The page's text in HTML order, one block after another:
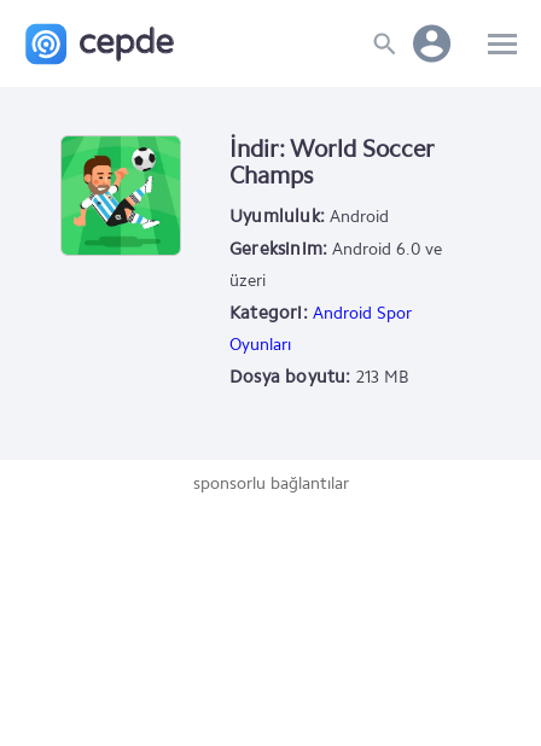
İndir: World Soccer
Champs
Uyumluluk: Android
Gereksinim: Android 6.0 ve
üzeri
Kategori: Android Spor
Oyunları
Dosya boyutu: 213 MB
sponsorlu bağlantılar